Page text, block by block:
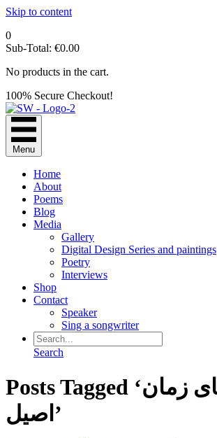
Skip to content
0
Sub-Total: €0.00
No products in the cart.
100% Secure Checkout!
Menu
Home
About
Poems
Blog
Media
Gallery
Digital Design Series and paintings
Poetry
Interviews
Shop
Contact
Speaker
Sing a songwriter
Search
Posts Tagged ‘ویژگی های زمان
اصیل’